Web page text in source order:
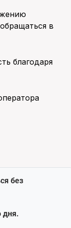
в
благодаря
без
дня.